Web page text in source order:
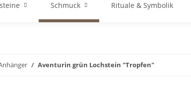
Schmuck Rituale & Symbolik
Aventurin grün Lochstein "Tropfen"